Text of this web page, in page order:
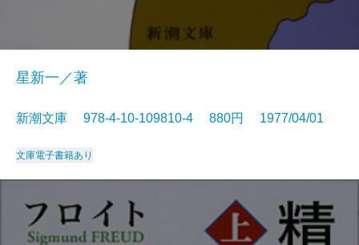
星新一／著
新潮文庫 978-4-10-109810-4 880円 1977/04/01
文庫電子書籍あり